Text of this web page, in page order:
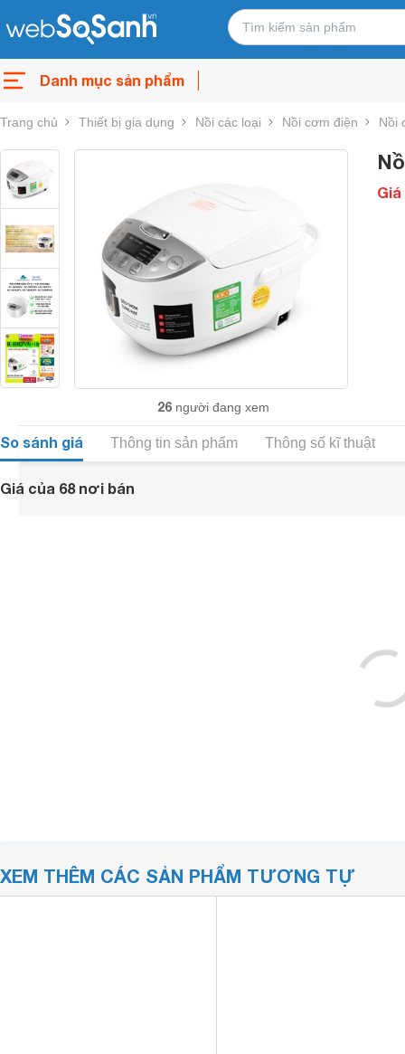
Danh mục sản phẩm
Trang chủ Thiết bị gia dụng Nồi các loại Nồi cơm điện Nồi
26 người đang xem
Giá
So sánh giá Thông tin sản phẩm Thông số kĩ thuật
Giá của 68 nơi bán
XEM THÊM CÁC SẢN PHẨM TƯƠNG TỰ